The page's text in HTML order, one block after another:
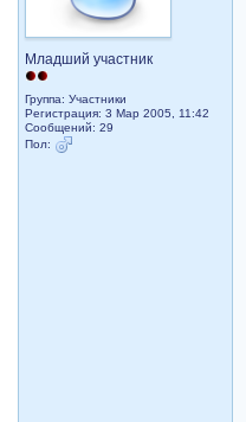
Младший участник
Группа: Участники
Регистрация: 3 Мар 2005, 11:42
Сообщений: 29
Пол: